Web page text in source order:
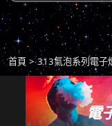
人
取
*提
交訂
即可
*提
後三
退換貨原則 包
商品
站客
七天
貨。
瑕疵
首頁 313氣泡系列電子
電